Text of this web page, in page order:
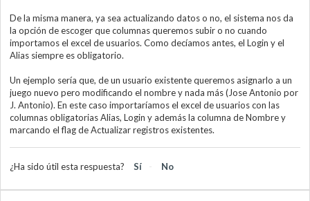
De la misma manera, ya sea actualizando datos o no, el sistema nos da
la opción de escoger que columnas queremos subir o no cuando
importamos el excel de usuarios. Como decíamos antes, el Login y el
Alias siempre es obligatorio.
Un ejemplo sería que, de un usuario existente queremos asignarlo a un
juego nuevo pero modificando el nombre y nada más (Jose Antonio por
J. Antonio). En este caso importaríamos el excel de usuarios con las
columnas obligatorias Alias, Login y además la columna de Nombre y
marcando el flag de Actualizar registros existentes.
¿Ha sido útil esta respuesta? Sí No